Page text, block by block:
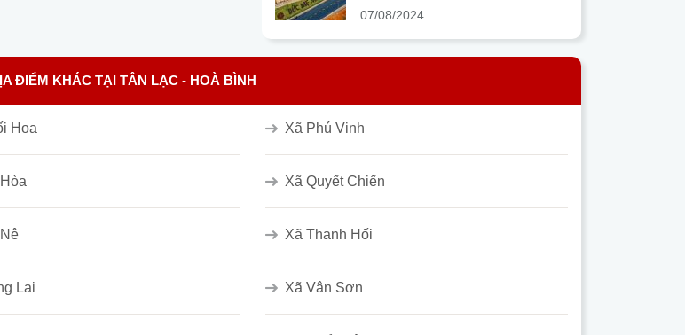
07/08/2024
ĐIỂM KHÁC TẠI TÂN LẠC - HOÀ BÌNH
Hoa Xã Phú Vinh
Xã Quyết Chiến
Xã Thanh Hối
Lai Xã Vân Sơn